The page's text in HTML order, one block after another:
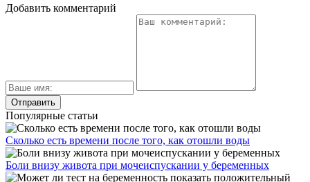
Добавить комментарий
Популярные статьи
Сколько есть времени после того, как отошли воды
Боли внизу живота при мочеиспускании у беременных